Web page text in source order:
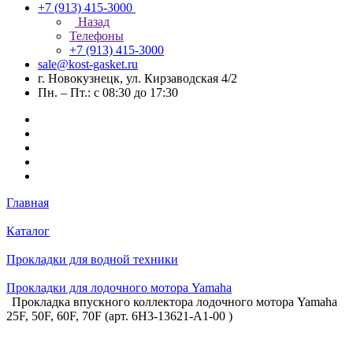
+7 (913) 415-3000
Назад
Телефоны
+7 (913) 415-3000
sale@kost-gasket.ru
г. Новокузнецк, ул. Кирзаводская 4/2
Пн. – Пт.: с 08:30 до 17:30
Главная
Каталог
Прокладки для водной техники
Прокладки для лодочного мотора Yamaha
Прокладка впускного коллектора лодочного мотора Yamaha
25F, 50F, 60F, 70F (арт. 6H3-13621-A1-00 )